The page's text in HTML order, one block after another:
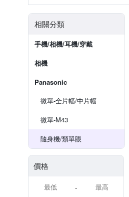
相關分類
手機/相機/耳機/穿戴
相機
Panasonic
微單-全片幅/中片幅
微單-M43
隨身機/類單眼
價格
-